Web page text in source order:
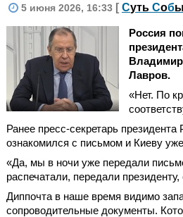
5 июня 2026, 16:33 [ Суть Соб
Россия
Лавров.
«Нет. По
Ранее пресс-секретарь
ознакомился с письмом и Киеву
«Да, мы в ночи уже передали
распечатали, передали
Диппочта в наше время видимо
сопроводительные документы.